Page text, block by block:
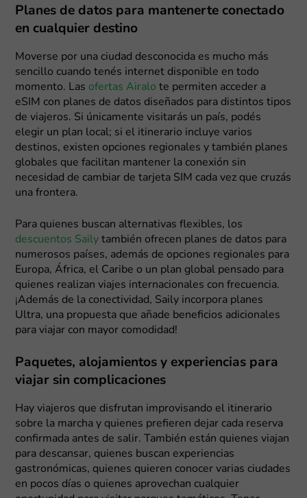
Planes de datos para mantenerte conectado
en cualquier destino
Moverse por una ciudad desconocida es mucho más
sencillo cuando tenés internet disponible en todo
momento. Las ofertas Airalo te permiten acceder a
eSIM con planes de datos diseñados para distintos tipos
de viajeros. Si únicamente visitarás un país, podés
elegir un plan local; si el itinerario incluye varios
destinos, existen opciones regionales y también planes
globales que facilitan mantener la conexión sin
necesidad de cambiar de tarjeta SIM cada vez que cruzás
una frontera.
Para quienes buscan alternativas flexibles, los
descuentos Saily también ofrecen planes de datos para
numerosos países, además de opciones regionales para
Europa, África, el Caribe o un plan global pensado para
quienes realizan viajes internacionales con frecuencia.
¡Además de la conectividad, Saily incorpora planes
Ultra, una propuesta que añade beneficios adicionales
para viajar con mayor comodidad!
Paquetes, alojamientos y experiencias para
viajar sin complicaciones
Hay viajeros que disfrutan improvisando el itinerario
sobre la marcha y quienes prefieren dejar cada reserva
confirmada antes de salir. También están quienes viajan
para descansar, quienes buscan experiencias
gastronómicas, quienes quieren conocer varias ciudades
en pocos días o quienes aprovechan cualquier